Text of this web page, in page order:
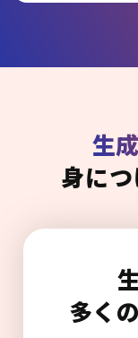
生
身に
多く